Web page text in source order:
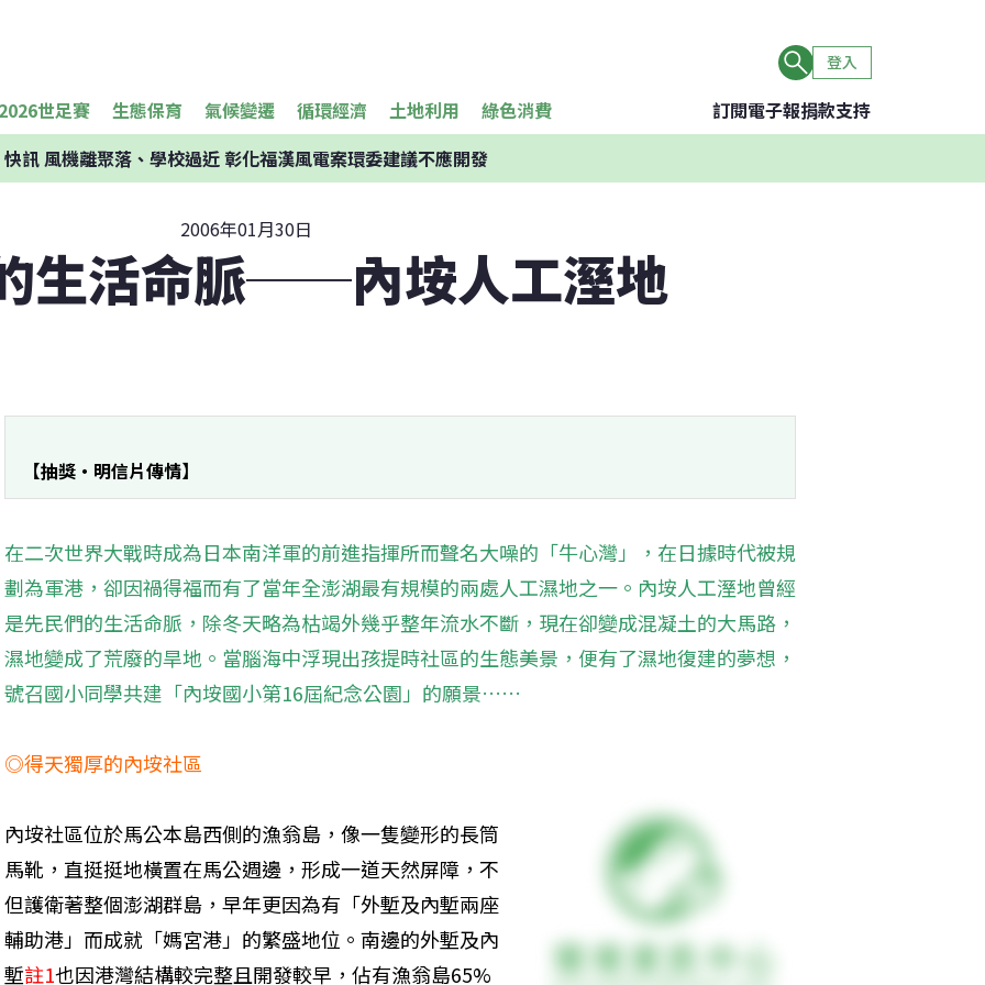
登入
2026世足賽 生態保育 氣候變遷 循環經濟 土地利用 綠色消費 訂閱電子報捐款支持
快訊風機離聚落、學校過近 彰化福漢風電案環委建議不應開發
2006年01月30日
生活命脈──內垵人工溼地
【抽獎‧明信片傳情】
在二次世界大戰時成為日本南洋軍的前進指揮所而聲名大噪的「牛心灣」，在日據時代被規
劃為軍港，卻因禍得福而有了當年全澎湖最有規模的兩處人工濕地之一。內垵人工溼地曾經
是先民們的生活命脈，除冬天略為枯竭外幾乎整年流水不斷，現在卻變成混凝土的大馬路，
濕地變成了荒廢的旱地。當腦海中浮現出孩提時社區的生態美景，便有了濕地復建的夢想，
號召國小同學共建「內垵國小第16屆紀念公園」的願景……
◎得天獨厚的內垵社區
內垵社區位於馬公本島西側的漁翁島，像一隻變形的長筒
馬靴，直挺挺地橫置在馬公週邊，形成一道天然屏障，不
但護衛著整個澎湖群島，早年更因為有「外塹及內塹兩座
輔助港」而成就「媽宮港」的繁盛地位。南邊的外塹及內
塹註1也因港灣結構較完整且開發較早，佔有漁翁島65%